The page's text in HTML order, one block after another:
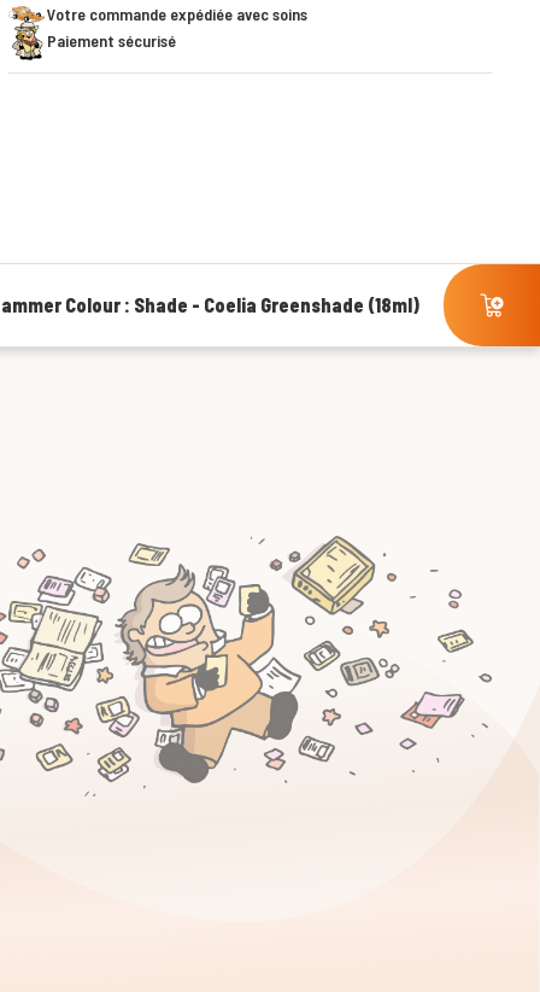
Votre commande expédiée avec soins
Paiement sécurisé
Colour : Shade - Coelia Greenshade (18ml)